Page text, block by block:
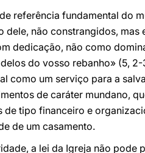
referência fundamental do
não constrangidos,
dedicação, não como
do vosso rebanho» (5,
como um serviço para a
de caráter mundano,
tipo financeiro e
de um casamento.
a lei da Igreja não